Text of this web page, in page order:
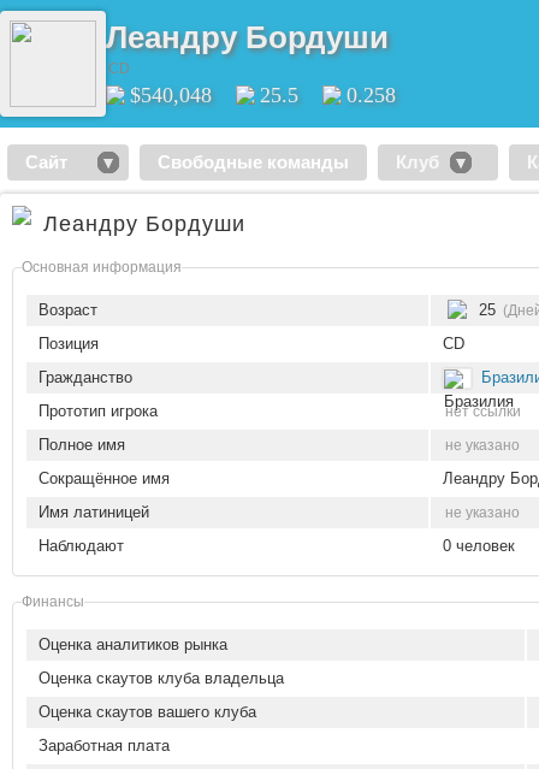
Леандру Бордуши
CD
$540,048 25.5 0.258
Сайт Свободные команды Клуб
Леандру Бордуши
Основная информация
Возраст 25
Позиция
CD
Гражданство
Прототип игрока
нет ссылки
Полное имя не указано
Сокращённое имя
Леандру
Имя латиницей
не указано
Наблюдают 0 человек
Финансы
Оценка аналитиков рынка
Оценка скаутов клуба владельца
Оценка скаутов вашего клуба
Заработная плата